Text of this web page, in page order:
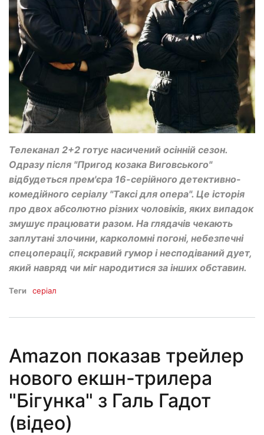
Телеканал 2+2 готує насичений осінній сезон.
Одразу після "Пригод козака Виговського"
відбудеться прем'єра 16-серійного детективно-
комедійного серіалу "Таксі для опера". Це історія
про двох абсолютно різних чоловіків, яких випадок
змушує працювати разом. На глядачів чекають
заплутані злочини, карколомні погоні, небезпечні
спецоперації, яскравий гумор і несподіваний дует,
який навряд чи міг народитися за інших обставин.
Теги серіал
Amazon показав трейлер
нового екшн-трилера
"Бігунка" з Галь Гадот
(відео)